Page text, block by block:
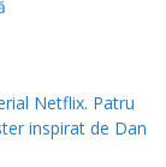
Netflix. Patru
inspirat de Dan